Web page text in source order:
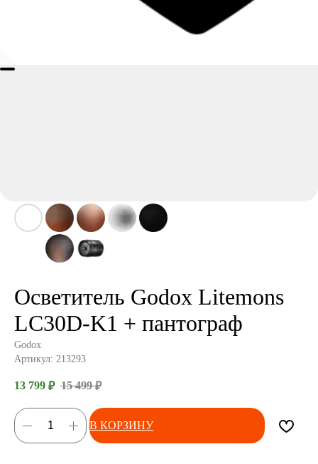
Осветитель Godox Litemons
LC30D-K1 + пантограф
Godox
Артикул: 213293
13 799 ₽ 15 499 ₽
В КОРЗИНУ